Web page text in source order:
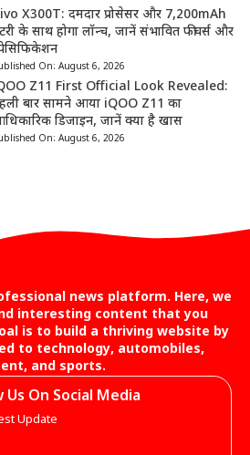
X300T: दमदार प्रोसेसर और 7,200mAh
के साथ होगा लॉन्च, जानें संभावित फीचर्स और
On: August 6, 2026
Z11 First Official Look Revealed:
बार सामने आया iQOO Z11 का
डिजाइन, जानें क्या है खास
On: August 6, 2026
news platform. Here, we
interesting content that you
is to build a thriving website by
to technology, automobiles,
and sports.
Us On Social Media
Update